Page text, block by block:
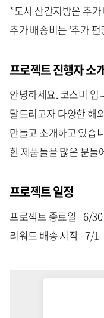
*도서 산간지방은 추
추가 배송비는 '추가
프로젝트 진행자 소
안녕하세요. 코스미 입
달드리고자 다양한 해
만들고 소개하고 있습
한 제품들을 많은 분들
프로젝트 일정
프로젝트 종료일 - 6/30
리워드 배송 시작 - 7/1